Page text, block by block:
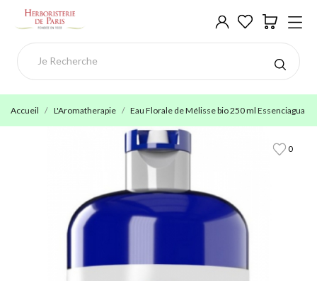
Accueil L'Aromatherapie Eau Florale de Mélisse bio 250 ml Essenciagua
0